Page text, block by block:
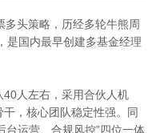
头策略，历经多轮牛熊周
，是国内最早创建多基金经理
人左右，采用合伙人机
，核心团队稳定性强。同
台运营、合规风控”四位一体